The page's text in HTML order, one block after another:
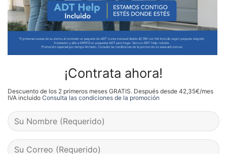
¡Contrata ahora!
Descuento de los 2 primeros meses GRATIS. Después desde 42,35€/mes
IVA incluido Consulta las condiciones de la promoción